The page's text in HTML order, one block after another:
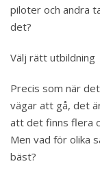
piloter och andra
det?
Välj rätt utbildning
Precis som när
vägar att gå, det
att det finns flera
Men vad för olika
bäst?